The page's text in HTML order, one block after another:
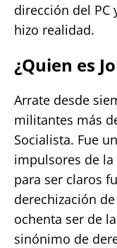
dirección del PC
hizo realidad.
¿Quien es
Arrate desde
militantes más
Socialista. Fue
impulsores de la
para ser claros
derechización
ochenta ser de
sinónimo de